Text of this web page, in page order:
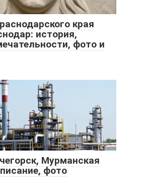
края
история,
фото и
Мурманская
фото